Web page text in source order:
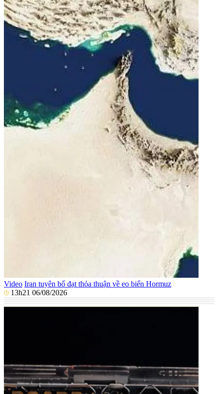
Video Iran tuyên bố đạt thỏa thuận về eo biển Hormuz
13h21 06/08/2026